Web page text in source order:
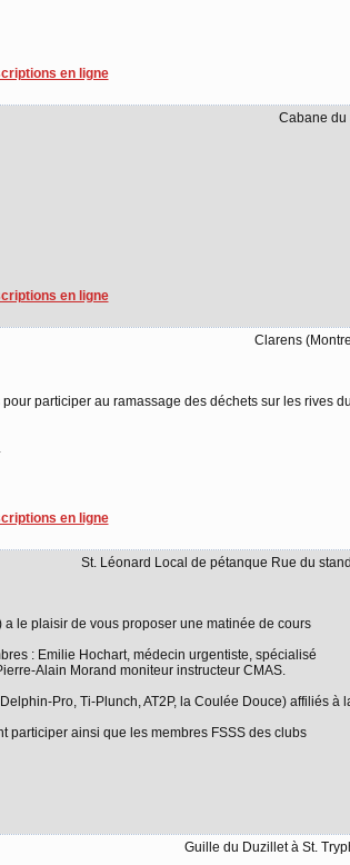
en ligne
Cabane du
en ligne
Clarens
participer au ramassage des déchets sur les rives du
en ligne
St. Léonard Local de pétanque Rue du
le plaisir de vous proposer une matinée de cours
: Emilie Hochart, médecin urgentiste, spécialisé
Alain Morand moniteur instructeur CMAS.
Pro, Ti-Plunch, AT2P, la Coulée Douce) affiliés à
participer ainsi que les membres FSSS des clubs
Guille du Duzillet à St.